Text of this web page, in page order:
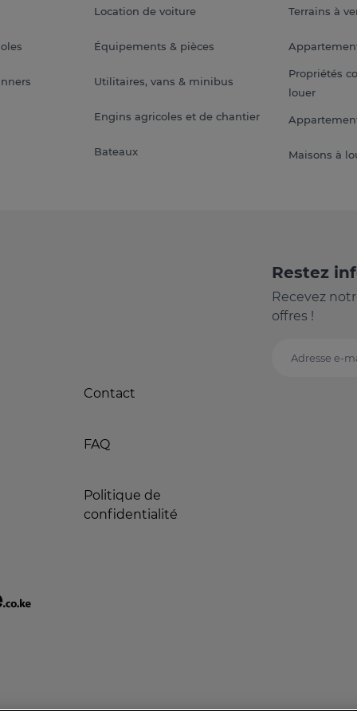
Location de voiture
Équipements & pièces
Utilitaires, vans & minibus
Engins agricoles et de chantier
Bateaux
Terrains à
Propriétés
louer
Maisons à
Contact
FAQ
Politique de
confidentialité
Restez
Recevez
offres !
Adresse e-